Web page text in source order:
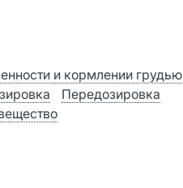
и кормлении грудью
Передозировка